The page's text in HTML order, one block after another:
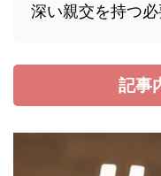
深い親交を持つ必
記事